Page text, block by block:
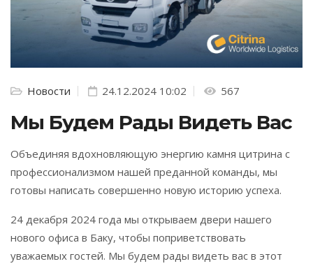
Новости 24.12.2024 10:02 567
Мы Будем Рады Видеть Вас
Объединяя вдохновляющую энергию камня цитрина с
профессионализмом нашей преданной команды, мы
готовы написать совершенно новую историю успеха.
24 декабря 2024 года мы открываем двери нашего
нового офиса в Баку, чтобы поприветствовать
уважаемых гостей. Мы будем рады видеть вас в этот